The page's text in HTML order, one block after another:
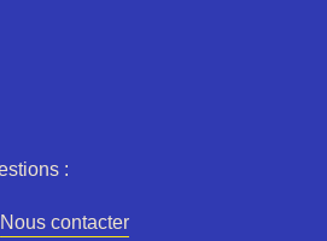
:
Nous contacter